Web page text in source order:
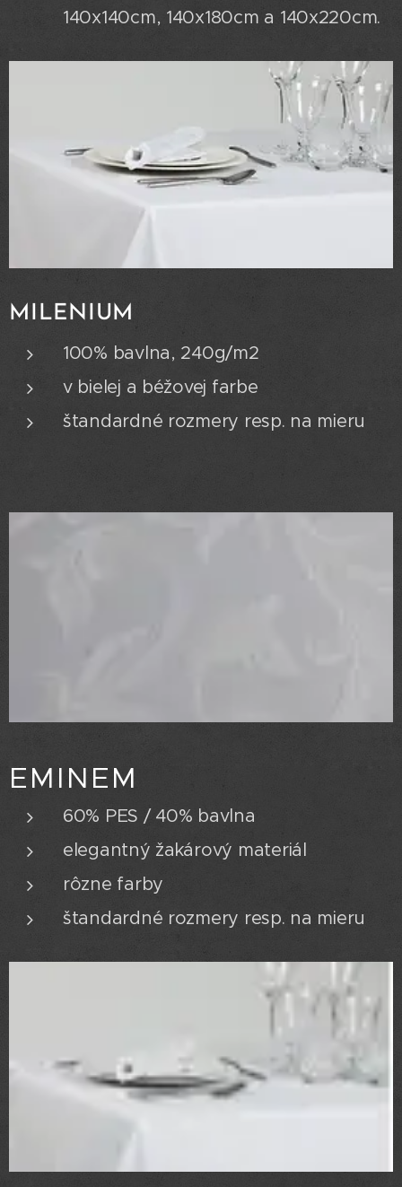
140x140cm, 140x180cm a 140x220cm.
MILENIUM
100% bavlna, 240g/m2
v bielej a béžovej farbe
štandardné rozmery resp. na mieru
EMINEM
60% PES / 40% bavlna
elegantný žakárový materiál
rôzne farby
štandardné rozmery resp. na mieru